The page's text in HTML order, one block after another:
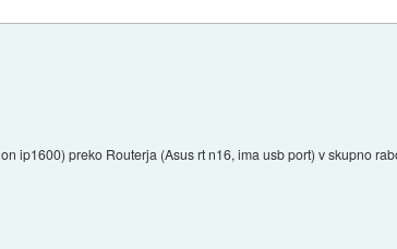
ip1600) preko Routerja (Asus rt n16, ima usb port) v skupno